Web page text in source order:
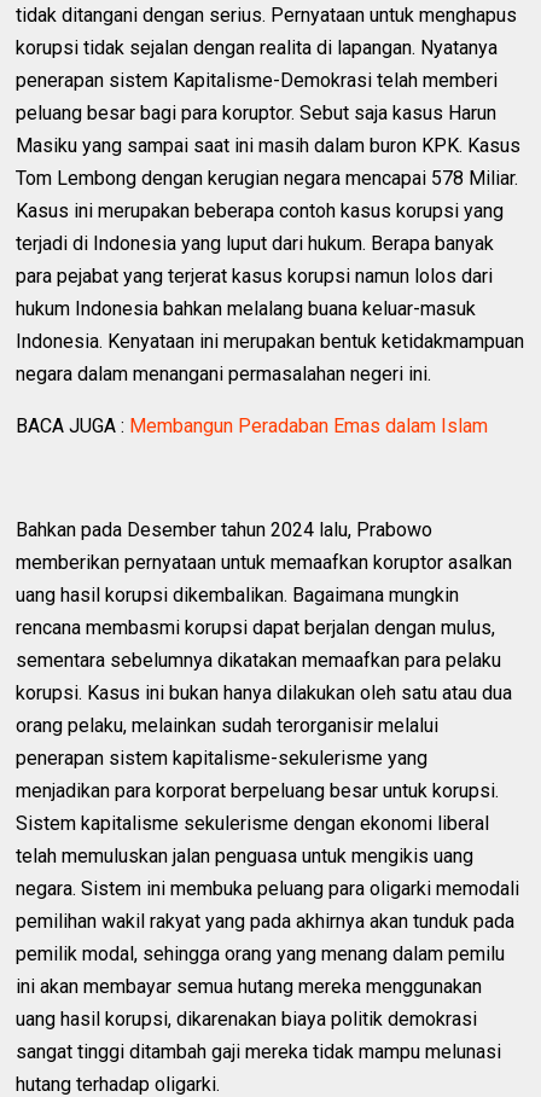
tidak ditangani dengan serius. Pernyataan untuk menghapus
korupsi tidak sejalan dengan realita di lapangan. Nyatanya
penerapan sistem Kapitalisme-Demokrasi telah memberi
peluang besar bagi para koruptor. Sebut saja kasus Harun
Masiku yang sampai saat ini masih dalam buron KPK. Kasus
Tom Lembong dengan kerugian negara mencapai 578 Miliar.
Kasus ini merupakan beberapa contoh kasus korupsi yang
terjadi di Indonesia yang luput dari hukum. Berapa banyak
para pejabat yang terjerat kasus korupsi namun lolos dari
hukum Indonesia bahkan melalang buana keluar-masuk
Indonesia. Kenyataan ini merupakan bentuk ketidakmampuan
negara dalam menangani permasalahan negeri ini.
BACA JUGA : Membangun Peradaban Emas dalam Islam
Bahkan pada Desember tahun 2024 lalu, Prabowo
memberikan pernyataan untuk memaafkan koruptor asalkan
uang hasil korupsi dikembalikan. Bagaimana mungkin
rencana membasmi korupsi dapat berjalan dengan mulus,
sementara sebelumnya dikatakan memaafkan para pelaku
korupsi. Kasus ini bukan hanya dilakukan oleh satu atau dua
orang pelaku, melainkan sudah terorganisir melalui
penerapan sistem kapitalisme-sekulerisme yang
menjadikan para korporat berpeluang besar untuk korupsi.
Sistem kapitalisme sekulerisme dengan ekonomi liberal
telah memuluskan jalan penguasa untuk mengikis uang
negara. Sistem ini membuka peluang para oligarki memodali
pemilihan wakil rakyat yang pada akhirnya akan tunduk pada
pemilik modal, sehingga orang yang menang dalam pemilu
ini akan membayar semua hutang mereka menggunakan
uang hasil korupsi, dikarenakan biaya politik demokrasi
sangat tinggi ditambah gaji mereka tidak mampu melunasi
hutang terhadap oligarki.